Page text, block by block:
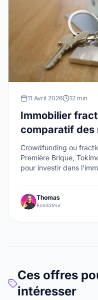
11 Avril 2026 12 min
Immobilier
comparatif des
plateformes
Crowdfunding ou
Première Brique,
pour investir dans
Thomas
Fondateur
Ces offres
intéresser